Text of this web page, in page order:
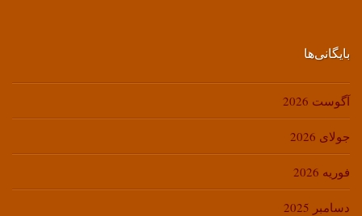
بایگانی‌ها
آگوست 2026
جولای 2026
فوریه 2026
دسامبر 2025